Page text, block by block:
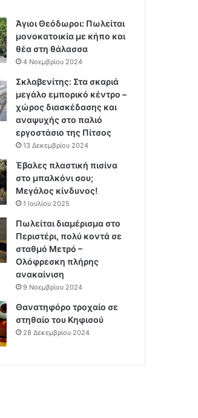
Άγιοι Θεόδωροι: Πωλείται
μονοκατοικία με κήπο και
θέα στη θάλασσα
4 Νοεμβρίου 2024
Σκλαβενίτης: Στα σκαριά
μεγάλο εμπορικό κέντρο –
χώρος διασκέδασης και
αναψυχής στο παλιό
εργοστάσιο της Πίτσος
13 Δεκεμβρίου 2024
Έβαλες πλαστική πισίνα
στο μπαλκόνι σου;
Μεγάλος κίνδυνος!
1 Ιουλίου 2025
Πωλείται διαμέρισμα στο
Περιστέρι, πολύ κοντά σε
σταθμό Μετρό –
Ολόφρεσκη πλήρης
ανακαίνιση
9 Νοεμβρίου 2024
Θανατηφόρο τροχαίο σε
στηθαίο του Κηφισού
28 Δεκεμβρίου 2024